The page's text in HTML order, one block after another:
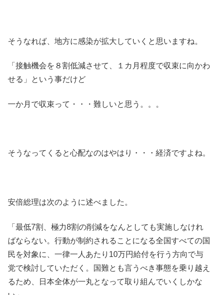
そうなれば、地方に感染が拡大していくと思いますね。
「接触機会を８割低減させて、１カ月程度で収束に向かわ
せる」という事だけど
一か月で収束って・・・難しいと思う。。。
そうなってくると心配なのはやはり・・・経済ですよね。
安倍総理は次のように述べました。
「最低7割、極力8割の削減をなんとしても実施しなけれ
ばならない。行動が制約されることになる全国すべての国
民を対象に、一律一人あたり10万円給付を行う方向で与
党で検討していただく。国難とも言うべき事態を乗り越え
るため、日本全体が一丸となって取り組んでいくしかな